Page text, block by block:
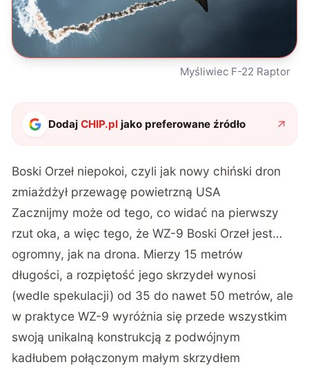
Myśliwiec F-22 Raptor
DodajCHIP.pl jako preferowane źródło
Boski Orzeł niepokoi, czyli jak nowy chiński dron
zmiażdżył przewagę powietrzną USA
Zacznijmy może od tego, co widać na pierwszy
rzut oka, a więc tego, że WZ-9 Boski Orzeł jest…
ogromny, jak na drona. Mierzy 15 metrów
długości, a rozpiętość jego skrzydeł wynosi
(wedle spekulacji) od 35 do nawet 50 metrów, ale
w praktyce WZ-9 wyróżnia się przede wszystkim
swoją unikalną konstrukcją z podwójnym
kadłubem połączonym małym skrzydłem